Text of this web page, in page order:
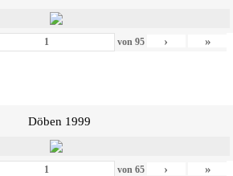
von 95 › »
Döben 1999
von 65 › »